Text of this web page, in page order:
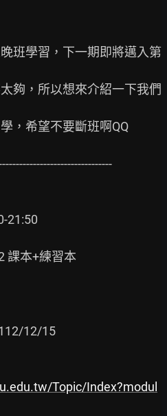
班學習，下一期即將邁入第
夠，所以想來介紹一下我們
，希望不要斷班啊QQ
21:50
課本+練習本
12/15
Topic/Index?modul